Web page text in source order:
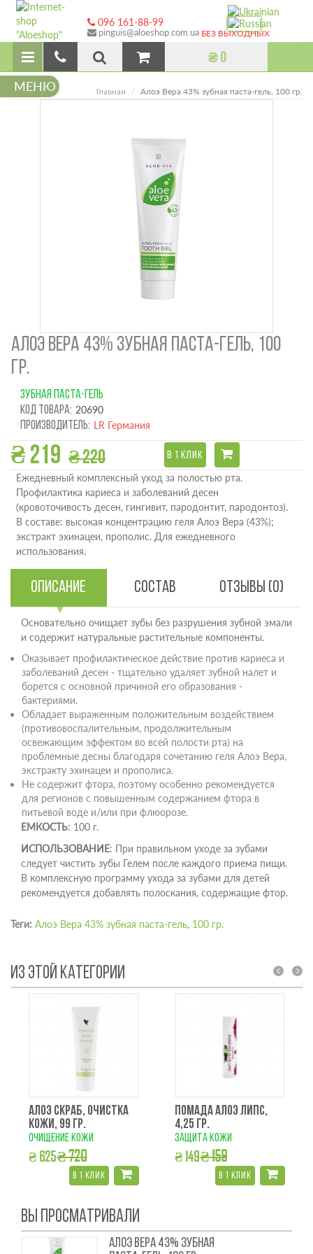
096 161-88-99
pinguis@aloeshop.com.ua БЕЗ ВЫХОДНЫХ
₴ 0
МЕНЮ Главная Алоэ Вера 43% зубная паста-гель, 100 гр.
АЛОЭ ВЕРА 43% ЗУБНАЯ ПАСТА-ГЕЛЬ, 100
ГР.
ЗУБНАЯ ПАСТА-ГЕЛЬ
Код товара: 20690
Производитель: LR Германия
₴ 219 ₴ 220 В 1 КЛИК
Ежедневный комплексный уход за полостью рта.
Профилактика кариеса и заболеваний десен
(кровоточивость десен, гингивит, пародонтит, пародонтоз).
В составе: высокая концентрацию геля Алоэ Вера (43%);
экстракт эхинацеи, прополис. Для ежедневного
использования.
Описание Состав Отзывы (0)
Основательно очищает зубы без разрушения зубной эмали
и содержит натуральные растительные компоненты.
Оказывает профилактическое действие против кариеса и
заболеваний десен - тщательно удаляет зубной налет и
борется с основной причиной его образования -
бактериями.
Обладает выраженным положительным воздействием
(противовоспалительным, продолжительным
освежающим эффектом во всей полости рта) на
проблемные десны благодаря сочетанию геля Алоэ Вера,
экстракту эхинацеи и прополиса.
Не содержит фтора, поэтому особенно рекомендуется
для регионов с повышенным содержанием фтора в
питьевой воде и/или при флюорозе.
ЕМКОСТЬ: 100 г.
ИСПОЛЬЗОВАНИЕ: При правильном уходе за зубами
следует чистить зубы Гелем после каждого приема пищи.
В комплексную программу ухода за зубами для детей
рекомендуется добавлять полоскания, содержащие фтор.
Теги: Алоэ Вера 43% зубная паста-гель, 100 гр.
ИЗ ЭТОЙ КАТЕГОРИИ
АЛОЭ СКРАБ, ОЧИСТКА
КОЖИ, 99 ГР.
очищение кожи
₴ 625₴ 720
в 1 клик
ПОМАДА АЛОЭ ЛИПС,
4,25 ГР.
защита кожи
₴ 149₴ 159
в 1 клик
prev next
ВЫ ПРОСМАТРИВАЛИ
АЛОЭ ВЕРА 43% ЗУБНАЯ